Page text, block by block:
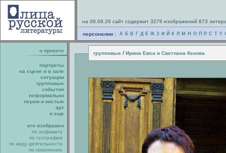
на 06.08.26 сайт содержит 3276 изображений 873
персоналии : А Б В Г Д Е Ж З И Й К Л М Н О П Р С Т У
о проекте групповые / Ирина Евса и Светлана Кекова
портреты
на сцене и в зале
ситуации
групповые
события
неформально
пером и кистью
арт
и еще
кто изображен
по алфавиту
по географии
по виду деятельности
по поколению